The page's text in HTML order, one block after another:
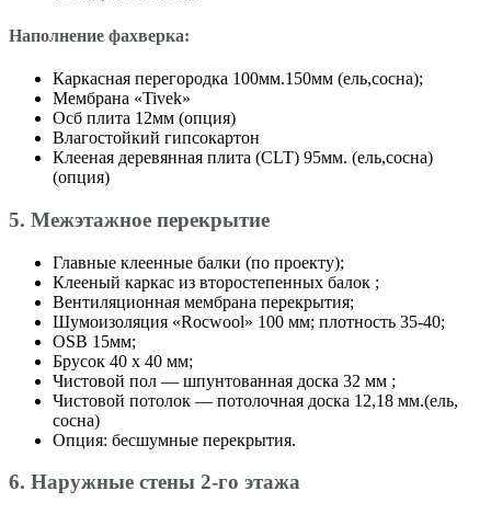
Наполнение фахверка:
Каркасная перегородка 100мм.150мм (ель,сосна);
Мембрана «Tivek»
Осб плита 12мм (опция)
Влагостойкий гипсокартон
Клееная деревянная плита (CLT) 95мм. (ель,сосна)
(опция)
5. Межэтажное перекрытие
Главные клеенные балки (по проекту);
Клееный каркас из второстепенных балок ;
Вентиляционная мембрана перекрытия;
Шумоизоляция «Roсwool» 100 мм; плотность 35-40;
OSB 15мм;
Брусок 40 х 40 мм;
Чистовой пол — шпунтованная доска 32 мм ;
Чистовой потолок — потолочная доска 12,18 мм.(ель,
сосна)
Опция: бесшумные перекрытия.
6. Наружные стены 2-го этажа